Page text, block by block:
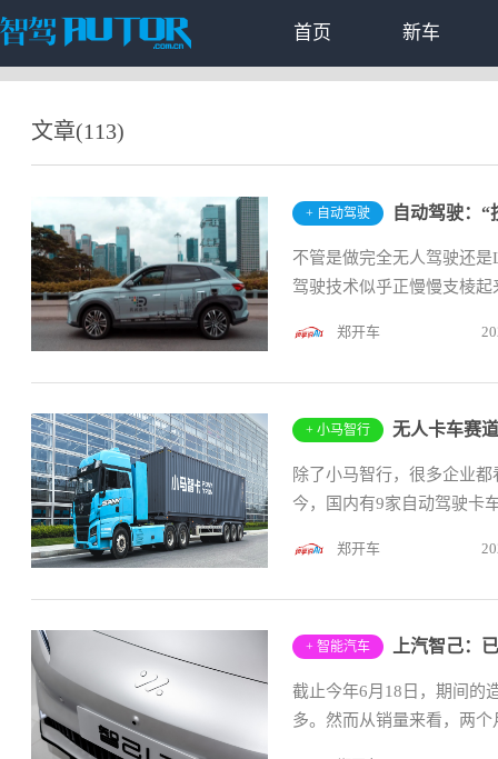
首页 新车
文章(113)
+ 自动驾驶 自动驾驶：“
不管是做完全无人驾驶还
驾驶技术似乎正慢慢支棱
郑开车
+ 小马智行 无人卡车赛
除了小马智行，很多企业
今，国内有9家自动驾驶卡
郑开车
+ 智能汽车 上汽智己：
截止今年6月18日，期间的
多。然而从销量来看，两